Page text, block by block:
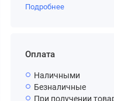
Подробнее
Оплата
Наличными
Безналичные
При получении